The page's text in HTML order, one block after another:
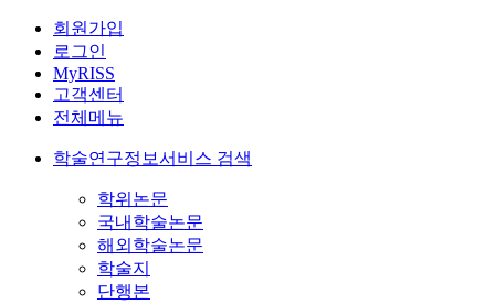
회원가입
로그인
MyRISS
고객센터
전체메뉴
학술연구정보서비스 검색
학위논문
국내학술논문
해외학술논문
학술지
단행본